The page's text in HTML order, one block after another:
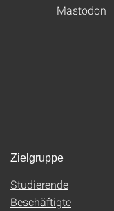
Mastodon
Zielgruppe
Studierende
Beschäftigte